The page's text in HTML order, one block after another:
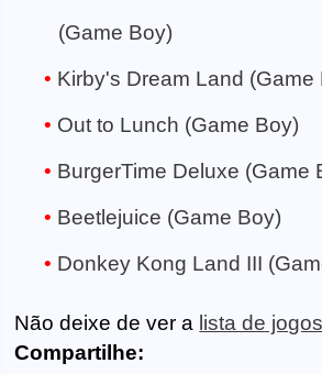
(Game Boy)
Kirby's Dream Land (Game
Out to Lunch (Game Boy)
BurgerTime Deluxe (Game
Beetlejuice (Game Boy)
Donkey Kong Land III
Não deixe de ver a lista de
Compartilhe: